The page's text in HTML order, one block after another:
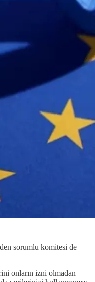
sorumlu komitesi de
onların izni olmadan